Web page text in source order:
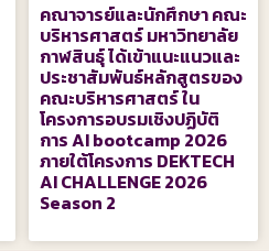
คณาจารย์และนักศึกษา คณะ
บริหารศาสตร์ มหาวิทยาลัย
กาฬสินธุ์ ได้เข้าแนะแนวและ
ประชาสัมพันธ์หลักสูตรของ
คณะบริหารศาสตร์ ใน
โครงการอบรมเชิงปฏิบัติ
การ AI bootcamp 2026
ภายใต้โครงการ DEKTECH
AI CHALLENGE 2026
Season 2